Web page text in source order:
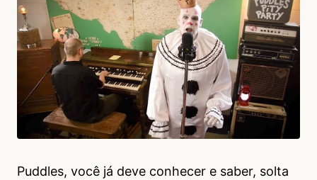
Puddles, você já deve conhecer e saber, solta